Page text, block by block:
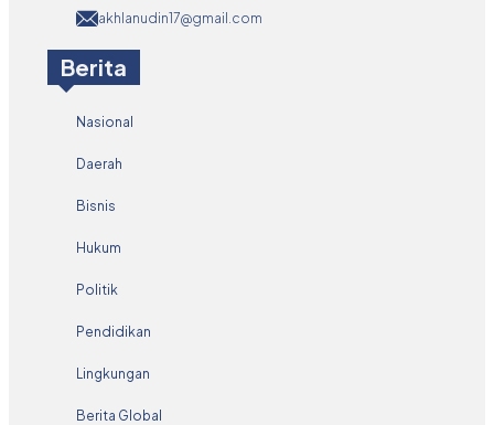
akhlanudin17@gmail.com
Berita
Nasional
Daerah
Bisnis
Hukum
Politik
Pendidikan
Lingkungan
Berita Global